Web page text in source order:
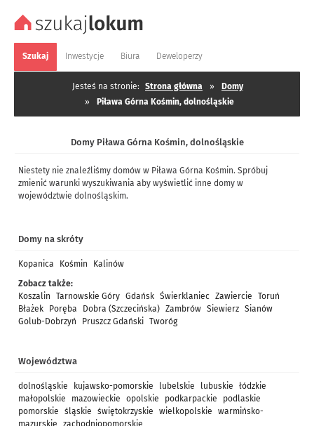
Szukaj Inwestycje Biura Deweloperzy
Jesteś na stronie: Strona główna »
Domy
»
Piława Górna Kośmin, dolnośląskie
Domy Piława Górna Kośmin, dolnośląskie
Niestety nie znaleźliśmy domów w Piława Górna Kośmin. Spróbuj
zmienić warunki wyszukiwania aby wyświetlić inne domy w
województwie dolnośląskim.
Domy na skróty
Kopanica Kośmin
Kalinów
Zobacz także:
Koszalin
Tarnowskie Góry Gdańsk Świerklaniec Zawiercie
Toruń
Błażek
Poręba Dobra (Szczecińska) Zambrów Siewierz Sianów
Golub-Dobrzyń
Pruszcz Gdański Tworóg
Województwa
dolnośląskie kujawsko-pomorskie lubelskie lubuskie
łódzkie
małopolskie
mazowieckie opolskie podkarpackie
podlaskie
pomorskie
śląskie świętokrzyskie wielkopolskie
warmińsko-
mazurskie
zachodniopomorskie